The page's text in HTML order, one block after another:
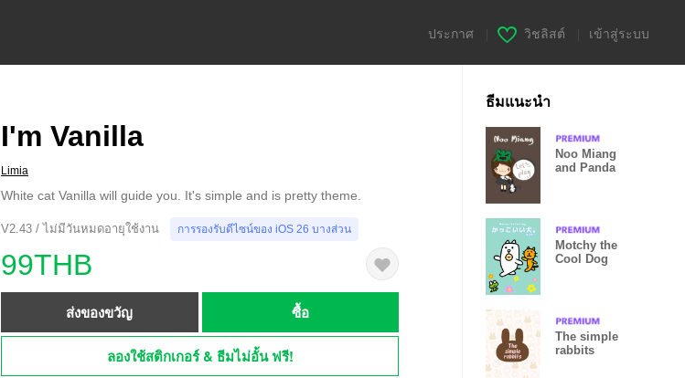
ประกาศ วิชลิสต์ เข้าสู่ระบบ
I'm Vanilla
Limia
White cat Vanilla will guide you. It's simple and is pretty theme.
V2.43 / ไม่มีวันหมดอายุใช้งาน การรองรับดีไซน์ของ iOS 26 บางส่วน
99THB
ส่งของขวัญ ซื้อ
ลองใช้สติกเกอร์ & ธีมไม่อั้น ฟรี!
ธีมแนะนำ
Noo Miang
and Panda
Motchy the
Cool Dog
The simple
rabbits